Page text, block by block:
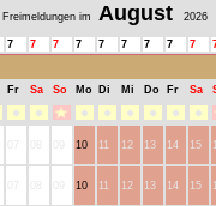
Freimeldungen im August 2026
7 7 7 7 7 7 7 7 7
Fr Sa So Mo Di Mi Do Fr Sa
10 11 12 13 14 15
10 11 12 13 14 15